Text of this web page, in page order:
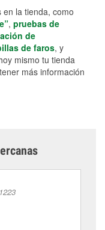
en la tienda, como
, pruebas de
de
de faros, y
mismo tu tienda
más información